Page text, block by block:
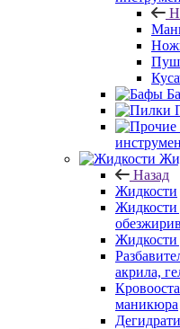
Назад
Жидкости
Жидкости
Жидкости
акрила,
маникюра